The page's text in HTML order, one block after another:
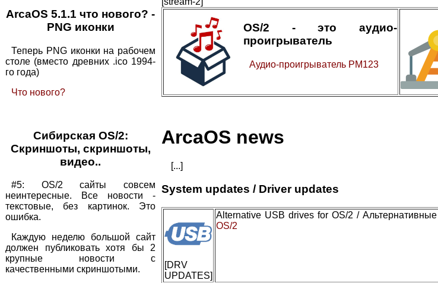
ArcaOS 5.1.1 что нового? -
PNG иконки
Теперь PNG иконки на рабочем
столе (вместо древних .ico 1994-
го года)
Что нового?
Сибирская OS/2:
Скриншоты, скриншоты,
видео..
#5: OS/2 сайты совсем
неинтересные. Все новости -
текстовые, без картинок. Это
ошибка.
Каждую неделю большой сайт
должен публиковать хотя бы 2
крупные новости с
качественными скриншотыми.
OS/2 - это аудио-
проигрыватель
Аудио-проигрыватель PM123
ArcaOS news
[...]
System updates / Driver updates
[DRV
UPDATES]
Alternative USB drives for OS/2 /
OS/2